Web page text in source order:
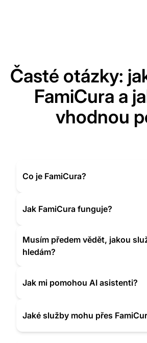
Časté otázky:
FamiCura a
vhodnou
Co je FamiCura?
Jak FamiCura funguje?
Musím předem vědět, jakou
hledám?
Jak mi pomohou AI asistenti?
Jaké služby mohu přes